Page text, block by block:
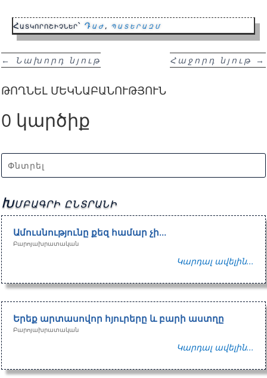
Հատկորոշիչներ՝ Դաժ, պատերազմ
← Նախորդ նյութ Հաջորդ նյութ →
ԹՈՂՆԵԼ ՄԵԿՆԱԲԱՆՈՒԹՅՈՒՆ
0 կարծիք
Խմբագրի ընտրանի
Ամուսնությունը քեզ համար չի…
Բարոյախրատական
Կարդալ ավելին...
Երեք արտասովոր հյուրերը և բարի աստղը
Բարոյախրատական
Կարդալ ավելին...